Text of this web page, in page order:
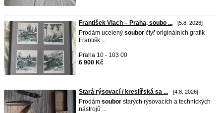
František Vlach – Praha, soubo ... - [5.8. 2026]
Prodám ucelený soubor čtyř originálních grafik
Františk ...
Praha 10 - 103 00
6 900 Kč
Stará rýsovací / kreslířská sa ... - [4.8. 2026]
Prodám soubor starých rýsovacích a technických
nástrojů ...